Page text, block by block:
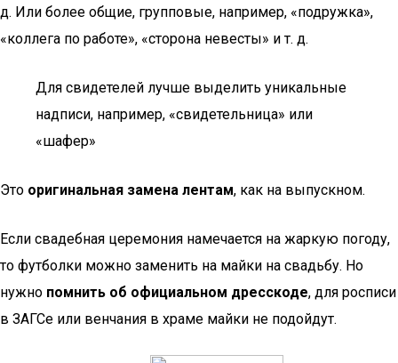
д. Или более общие, групповые, например, «подружка»,
«коллега по работе», «сторона невесты» и т. д.
Для свидетелей лучше выделить уникальные
надписи, например, «свидетельница» или
«шафер»
Это оригинальная замена лентам, как на выпускном.
Если свадебная церемония намечается на жаркую погоду,
то футболки можно заменить на майки на свадьбу. Но
нужно помнить об официальном дресскоде, для росписи
в ЗАГСе или венчания в храме майки не подойдут.